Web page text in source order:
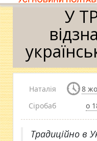
У
Наталія
Сіробаб
8
о
Традиційно в